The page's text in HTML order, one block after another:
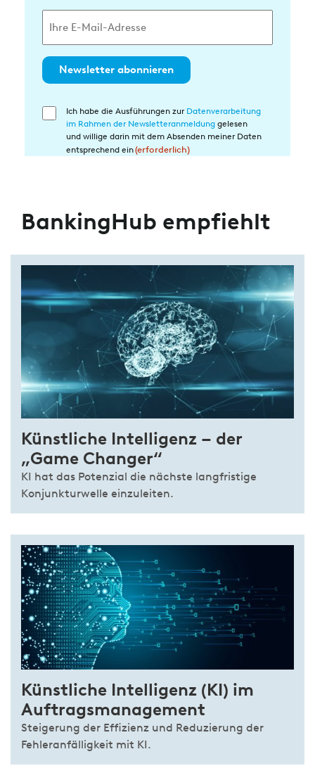
Newsletter abonnieren
Einwilligung
Ich habe die Ausführungen zur Datenverarbeitung
im Rahmen der Newsletteranmeldung gelesen
und willige darin mit dem Absenden meiner Daten
entsprechend ein(erforderlich)
BankingHub empfiehlt
Künstliche Intelligenz – der
„Game Changer“
KI hat das Potenzial die nächste langfristige
Konjunkturwelle einzuleiten.
Künstliche Intelligenz (KI) im
Auftragsmanagement
Steigerung der Effizienz und Reduzierung der
Fehleranfälligkeit mit KI.